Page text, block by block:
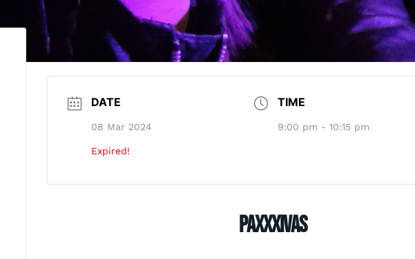
DATE
08 Mar 2024
Expired!
TIME
9:00 pm - 10:15 pm
PAXXXIVAS